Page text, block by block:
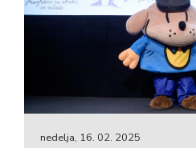
nedelja, 16. 02. 2025